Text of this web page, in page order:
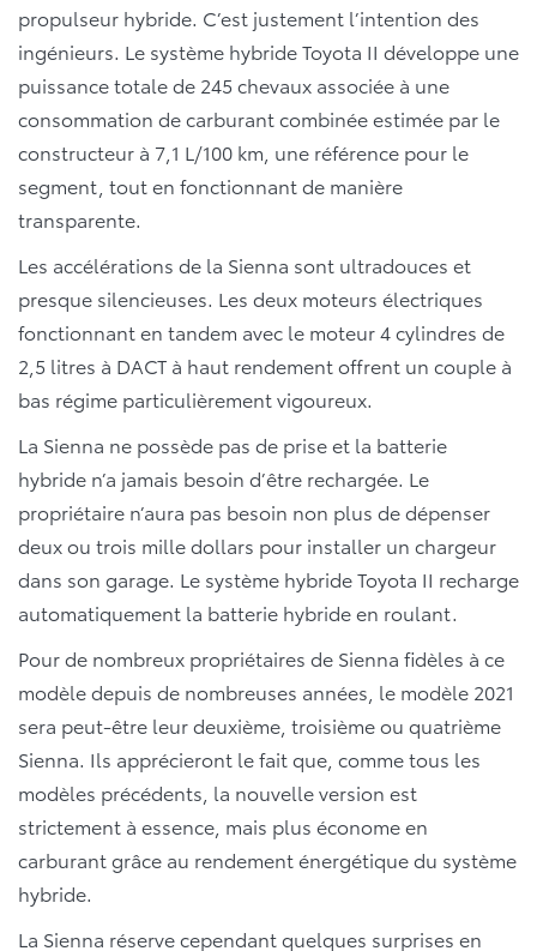
propulseur hybride. C’est justement l’intention des
ingénieurs. Le système hybride Toyota II développe une
puissance totale de 245 chevaux associée à une
consommation de carburant combinée estimée par le
constructeur à 7,1 L/100 km, une référence pour le
segment, tout en fonctionnant de manière
transparente.
Les accélérations de la Sienna sont ultradouces et
presque silencieuses. Les deux moteurs électriques
fonctionnant en tandem avec le moteur 4 cylindres de
2,5 litres à DACT à haut rendement offrent un couple à
bas régime particulièrement vigoureux.
La Sienna ne possède pas de prise et la batterie
hybride n’a jamais besoin d’être rechargée. Le
propriétaire n’aura pas besoin non plus de dépenser
deux ou trois mille dollars pour installer un chargeur
dans son garage. Le système hybride Toyota II recharge
automatiquement la batterie hybride en roulant.
Pour de nombreux propriétaires de Sienna fidèles à ce
modèle depuis de nombreuses années, le modèle 2021
sera peut-être leur deuxième, troisième ou quatrième
Sienna. Ils apprécieront le fait que, comme tous les
modèles précédents, la nouvelle version est
strictement à essence, mais plus économe en
carburant grâce au rendement énergétique du système
hybride.
La Sienna réserve cependant quelques surprises en